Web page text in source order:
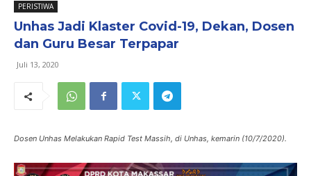
PERISTIWA
Unhas Jadi Klaster Covid-19, Dekan, Dosen
dan Guru Besar Terpapar
Juli 13, 2020
Dosen Unhas Melakukan Rapid Test Massih, di Unhas, kemarin (10/7/2020).